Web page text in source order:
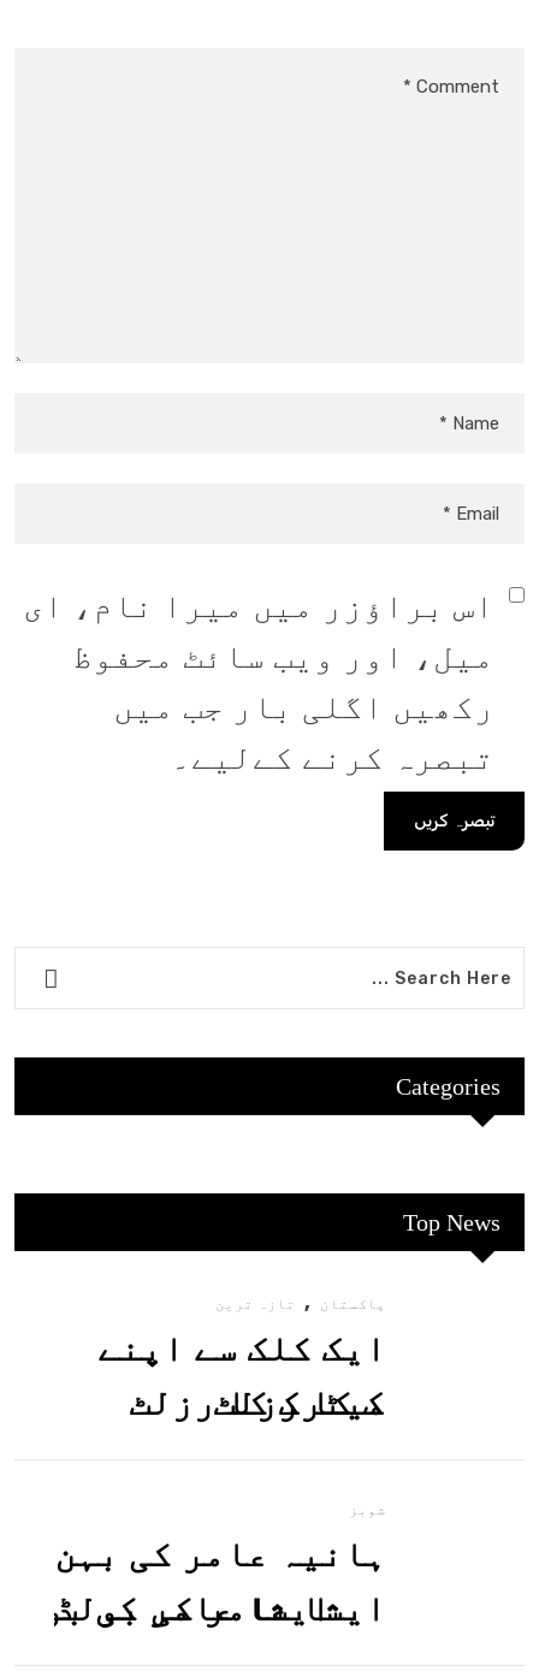
Categories
Top News
پاکستان , تازہ ترین
ایک کلک سے اپنے
میٹرک کا رزلٹ
معلوم کریں
شوبز
ہانیہ عامر کی بہن
ایشا عامر کی بولڈ
تصاویر وائرل ہو
اس براؤزر میں میرا نام، ای
میل، اور ویب سائٹ محفوظ
رکھیں اگلی بار جب میں
تبصرہ کرنے کےلیے۔